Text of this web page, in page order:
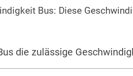
Bus: Diese
die zulässige